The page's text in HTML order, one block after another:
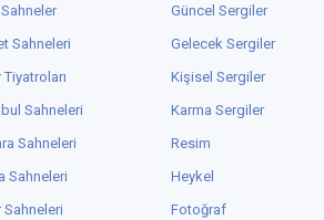
Sahneleri
Tiyatroları
Sahneleri
Sahneleri
Sahneleri
Sahneleri
Güncel Sergiler
Gelecek Sergiler
Kişisel Sergiler
Karma Sergiler
Resim
Heykel
Fotoğraf